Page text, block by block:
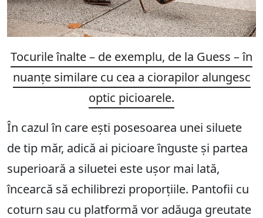
Tocurile înalte – de exemplu, de la Guess – în
nuanțe similare cu cea a ciorapilor alungesc
optic picioarele.
În cazul în care ești posesoarea unei siluete
de tip măr, adică ai picioare înguste și partea
superioară a siluetei este ușor mai lată,
încearcă să echilibrezi proporțiile. Pantofii cu
coturn sau cu platformă vor adăuga greutate